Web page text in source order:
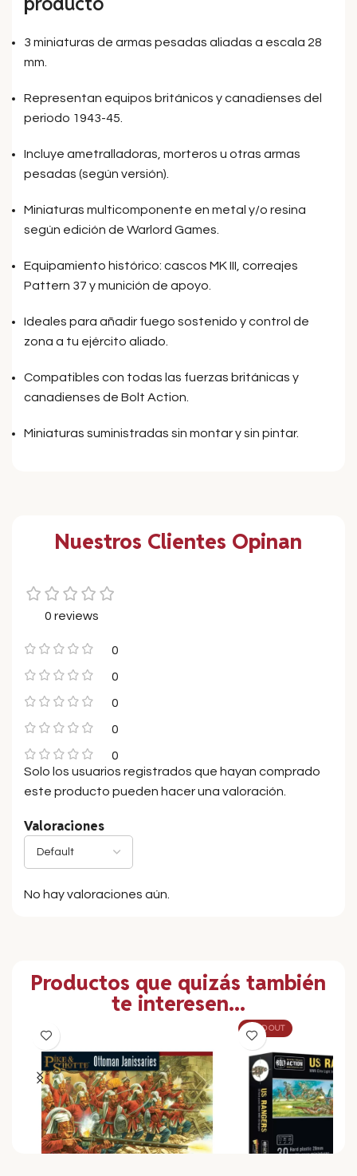
3 miniaturas de armas pesadas aliadas a escala 28
mm.
Representan equipos británicos y canadienses del
periodo 1943-45.
Incluye ametralladoras, morteros u otras armas
pesadas (según versión).
Miniaturas multicomponente en metal y/o resina
según edición de Warlord Games.
Equipamiento histórico: cascos MK III, correajes
Pattern 37 y munición de apoyo.
Ideales para añadir fuego sostenido y control de
zona a tu ejército aliado.
Compatibles con todas las fuerzas británicas y
canadienses de Bolt Action.
Miniaturas suministradas sin montar y sin pintar.
Nuestros Clientes Opinan
0 reviews
0
0
0
0
0
Valoraciones
No hay valoraciones aún.
Solo los usuarios registrados que hayan comprado
este producto pueden hacer una valoración.
Productos que quizás también
te interesen...